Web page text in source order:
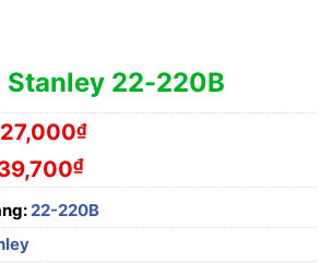
Stanley 22-220B
₫
₫
22-220B